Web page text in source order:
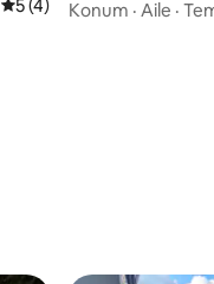
5 üzerinden ortalama 5
5 (4)
Değil
Konum · Aile ·